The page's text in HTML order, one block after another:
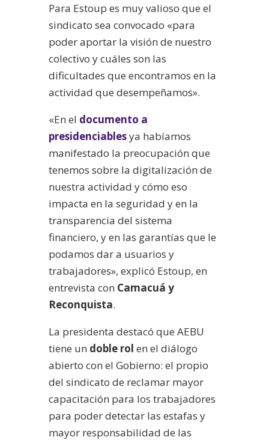
Para Estoup es muy valioso que el
sindicato sea convocado «para
poder aportar la visión de nuestro
colectivo y cuáles son las
dificultades que encontramos en la
actividad que desempeñamos».
«En el documento a
presidenciablesya habíamos
manifestado la preocupación que
tenemos sobre la digitalización de
nuestra actividad y cómo eso
impacta en la seguridad y en la
transparencia del sistema
financiero, y en las garantías que le
podamos dar a usuarios y
trabajadores», explicó Estoup, en
entrevista con Camacuá y
Reconquista.
La presidenta destacó que AEBU
tiene un doble rol en el diálogo
abierto con el Gobierno: el propio
del sindicato de reclamar mayor
capacitación para los trabajadores
para poder detectar las estafas y
mayor responsabilidad de las